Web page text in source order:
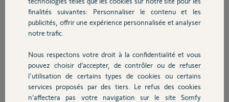
Domotique
Chauffage
Autres produits
détériorer le moteur.
Merci d'avance pour la réponse
Merci,
Philippe D.
il y a plus d'un an
Participer au fil de discussion
finalités suivantes: Personnaliser le contenu et les
publicités, offrir une expérience personnalisée et analyser
notre trafic.
Nous respectons votre droit à la confidentialité et vous
pouvez choisir d’accepter, de contrôler ou de refuser
l'utilisation de certains types de cookies ou certains
services proposés par des tiers. Le refus des cookies
n’affectera pas votre navigation sur le site Somfy